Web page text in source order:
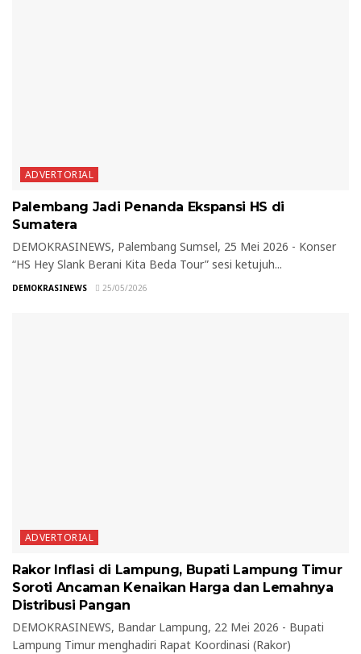
ADVERTORIAL
Palembang Jadi Penanda Ekspansi HS di
Sumatera
DEMOKRASINEWS, Palembang Sumsel, 25 Mei 2026 - Konser
“HS Hey Slank Berani Kita Beda Tour” sesi ketujuh...
DEMOKRASINEWS 25/05/2026
ADVERTORIAL
Rakor Inflasi di Lampung, Bupati Lampung Timur
Soroti Ancaman Kenaikan Harga dan Lemahnya
Distribusi Pangan
DEMOKRASINEWS, Bandar Lampung, 22 Mei 2026 - Bupati
Lampung Timur menghadiri Rapat Koordinasi (Rakor)